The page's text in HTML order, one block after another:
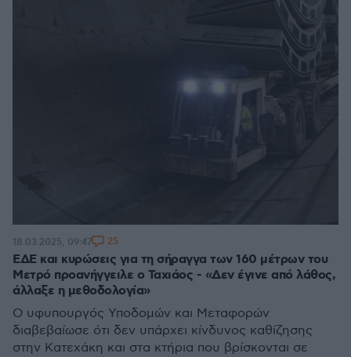
ΕΔΕ και κυρώσεις για τη σήραγγα των 160 μέτρων του
Μετρό προανήγγειλε ο Ταχιάος - «Δεν έγινε από λάθος,
άλλαξε η μεθοδολογία»
Ο υφυπουργός Υποδομών και Μεταφορών
διαβεβαίωσε ότι δεν υπάρχει κίνδυνος καθίζησης
στην Κατεχάκη και στα κτήρια που βρίσκονται σε
18.03.2025, 09:47 25